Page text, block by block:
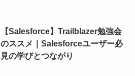
【Salesforce】Trailblazer勉強会
のススメ｜Salesforceユーザー必
見の学びとつながり